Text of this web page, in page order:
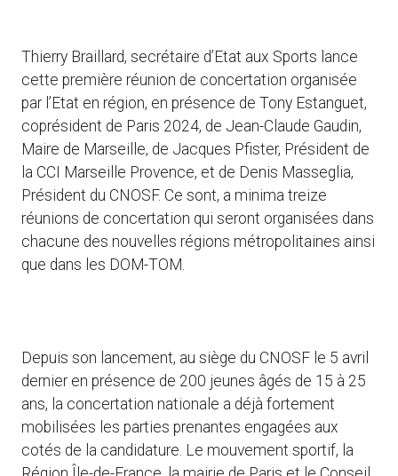
Thierry Braillard, secrétaire d’Etat aux Sports lance
cette première réunion de concertation organisée
par l’Etat en région, en présence de Tony Estanguet,
coprésident de Paris 2024, de Jean-Claude Gaudin,
Maire de Marseille, de Jacques Pfister, Président de
la CCI Marseille Provence, et de Denis Masseglia,
Président du CNOSF. Ce sont, a minima treize
réunions de concertation qui seront organisées dans
chacune des nouvelles régions métropolitaines ainsi
que dans les DOM-TOM.
Depuis son lancement, au siège du CNOSF le 5 avril
dernier en présence de 200 jeunes âgés de 15 à 25
ans, la concertation nationale a déjà fortement
mobilisées les parties prenantes engagées aux
cotés de la candidature. Le mouvement sportif, la